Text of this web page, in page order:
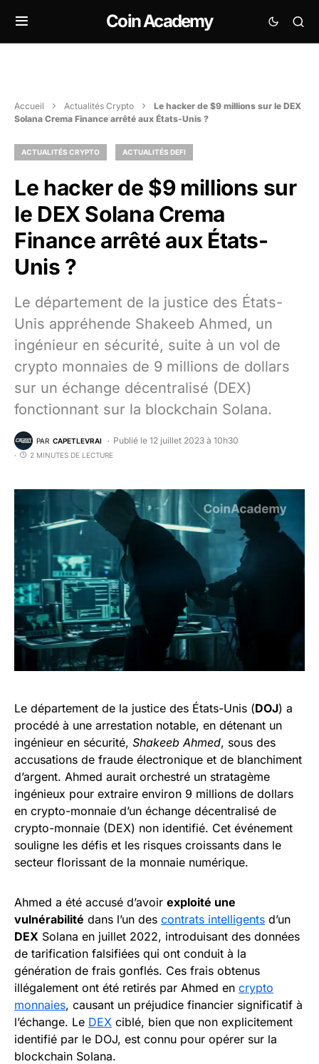
Coin Academy
Accueil Actualités Crypto
Le hacker de $9 millions sur le DEX
Solana Crema Finance arrêté aux États-Unis ?
ACTUALITÉS CRYPTO ACTUALITÉS DEFI
Le hacker de $9 millions sur
le DEX Solana Crema
Finance arrêté aux États-
Unis ?
Le département de la justice des États-
Unis appréhende Shakeeb Ahmed, un
ingénieur en sécurité, suite à un vol de
crypto monnaies de 9 millions de dollars
sur un échange décentralisé (DEX)
fonctionnant sur la blockchain Solana.
PAR CAPETLEVRAI Publié le 12 juillet 2023 à 10h30
2 MINUTES DE LECTURE
Le département de la justice des États-Unis (DOJ) a
procédé à une arrestation notable, en détenant un
ingénieur en sécurité, Shakeeb Ahmed, sous des
accusations de fraude électronique et de blanchiment
d’argent. Ahmed aurait orchestré un stratagème
ingénieux pour extraire environ 9 millions de dollars
en crypto-monnaie d’un échange décentralisé de
crypto-monnaie (DEX) non identifié. Cet événement
souligne les défis et les risques croissants dans le
secteur florissant de la monnaie numérique.
Ahmed a été accusé d’avoir exploité une
vulnérabilité dans l’un des contrats intelligents d’un
DEX Solana en juillet 2022, introduisant des données
de tarification falsifiées qui ont conduit à la
génération de frais gonflés. Ces frais obtenus
illégalement ont été retirés par Ahmed en crypto
monnaies, causant un préjudice financier significatif à
l’échange. Le DEX ciblé, bien que non explicitement
identifié par le DOJ, est connu pour opérer sur la
blockchain Solana.